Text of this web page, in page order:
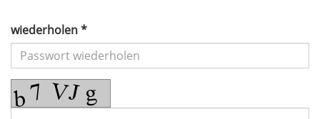
wiederholen *